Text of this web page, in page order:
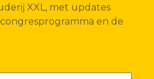
XXL, met updates
en de